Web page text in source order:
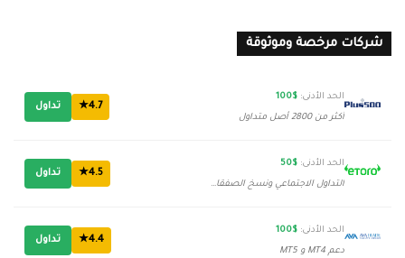
شركات مرخصة وموثوقة
الحد الأدنى: $100
أكثر من 2800 أصل متداول
4.7★ تداول
الحد الأدنى: $50
التداول الاجتماعي ونسخ الصفقات
4.5★ تداول
الحد الأدنى: $100
دعم MT4 و MT5
4.4★ تداول